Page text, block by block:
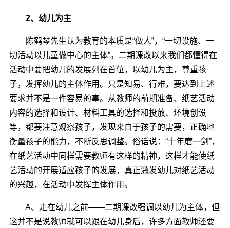
2、幼儿为主
陈鹤琴先生认为教育的本质是“做人”，“一切设施、一
切活动以儿童做中心的主体”。二期课改以来我们都懂得在
活动中要把幼儿的发展列在首位，以幼儿为主，尊重孩
子，发挥幼儿的主体作用。只是知易、行难，要达到上述
要求并不是一件容易的事。从教师的前期准备、纸艺活动
内容的选择和设计、材料工具的选择和投放、环境创设
等，都要注意观察孩子，发现来自于孩子的需要，正确地
衡量孩子的能力，不断反思调整。俗话说：“十年磨一剑”，
在纸艺活动中同样需要教师有这样的精神，这样才能使纸
艺活动的开展适应孩子的发展，真正激发幼儿对纸艺活动
的兴趣，在活动中发挥主体作用。
A、走在幼儿之前――二期课改强调以幼儿为主体，但
这并不是说教师就可以跟在幼儿身后，许多方面教师还要